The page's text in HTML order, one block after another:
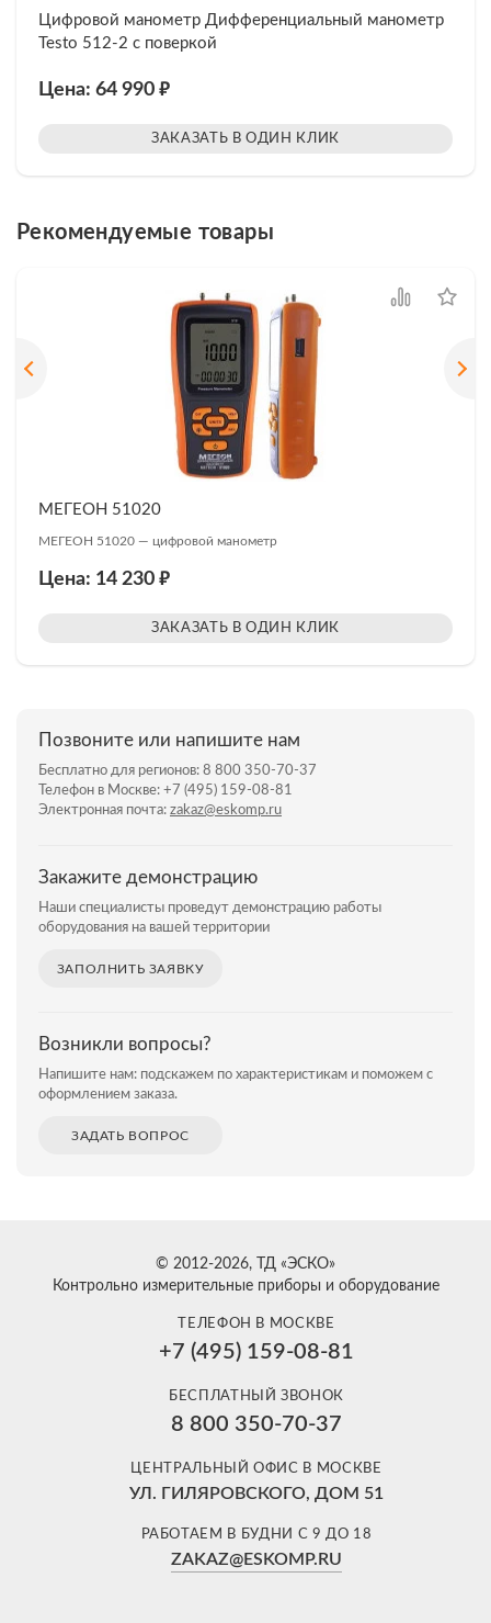
Цифровой манометр Дифференциальный манометр
Testo 512-2 с поверкой
Цена: 64 990 ₽
ЗАКАЗАТЬ В ОДИН КЛИК
Рекомендуемые товары
МЕГЕОН 51020
МЕГЕОН 51020 — цифровой манометр
Цена: 14 230 ₽
ЗАКАЗАТЬ В ОДИН КЛИК
Позвоните или напишите нам
Бесплатно для регионов: 8 800 350-70-37
Телефон в Москве: +7 (495) 159-08-81
Электронная почта: zakaz@eskomp.ru
Закажите демонстрацию
Наши специалисты проведут демонстрацию работы
оборудования на вашей территории
ЗАПОЛНИТЬ ЗАЯВКУ
Возникли вопросы?
Напишите нам: подскажем по характеристикам и поможем с
оформлением заказа.
ЗАДАТЬ ВОПРОС
© 2012-2026, ТД «ЭСКО»
Контрольно измерительные приборы и оборудование
ТЕЛЕФОН В МОСКВЕ
+7 (495) 159-08-81
БЕСПЛАТНЫЙ ЗВОНОК
8 800 350-70-37
ЦЕНТРАЛЬНЫЙ ОФИС В МОСКВЕ
УЛ. ГИЛЯРОВСКОГО, ДОМ 51
РАБОТАЕМ В БУДНИ С 9 ДО 18
ZAKAZ@ESKOMP.RU